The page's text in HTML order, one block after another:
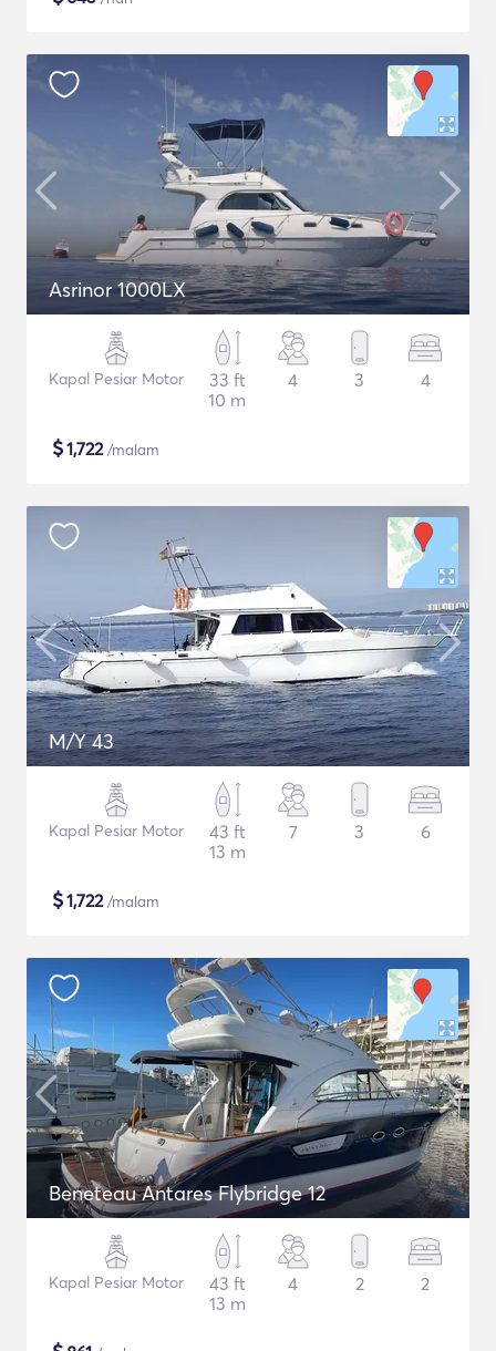
Asrinor 1000LX
Kapal Pesiar Motor
33 ft
10 m
4 3 4
$1,722/malam
M/Y 43
Kapal Pesiar Motor
43 ft
13 m
7 3 6
$1,722/malam
Beneteau Antares Flybridge 12
Kapal Pesiar Motor
43 ft
13 m
4 2 2